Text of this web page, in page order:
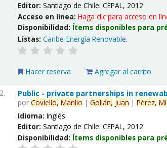
Editor:Santiago de Chile: CEPAL, 2012
Acceso en línea:Haga clic para acceso en
Disponibilidad: Ítems disponibles para
Listas: Caribe-Energía Renovable.
Hacer reserva Agregar al carrito
2. Public - private partnerships in
porCoviello, Manlio |Gollán, Juan |Pérez,
Idioma:Inglés
Editor:Santiago de Chile: CEPAL, 2012
Disponibilidad: Ítems disponibles para